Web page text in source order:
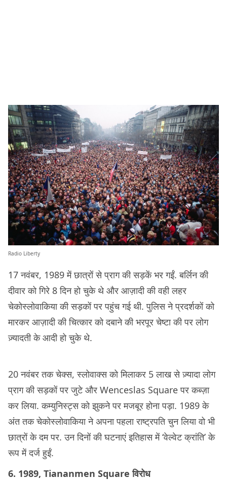
Radio Liberty
17 नवंबर, 1989 में छात्रों से प्राग की सड़कें भर गईं. बर्लिन की
दीवार को गिरे 8 दिन हो चुके थे और आज़ादी की वही लहर
चेकोस्लोवाकिया की सड़कों पर पहुंच गई थी. पुलिस ने प्रदर्शकों को
मारकर आज़ादी की चित्कार को दबाने की भरपूर चेष्टा की पर लोग
ज़्यादती के आदी हो चुके थे.
20 नवंबर तक चेक्स, स्लोवाक्स को मिलाकर 5 लाख से ज़्यादा लोग
प्राग की सड़कों पर जुटे और Wenceslas Square पर कब्ज़ा
कर लिया. कम्युनिस्ट्स को झुकने पर मजबूर होना पड़ा. 1989 के
अंत तक चेकोस्लोवाकिया ने अपना पहला राष्ट्रपति चुन लिया वो भी
छात्रों के दम पर. उन दिनों की घटनाएं इतिहास में ‘वेल्वेट क्रांति’ के
रूप में दर्ज हुईं.
6. 1989, Tiananmen Square विरोध